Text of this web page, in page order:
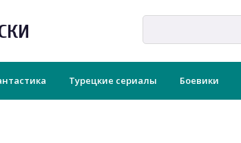
Турецкие сериалы Боевики